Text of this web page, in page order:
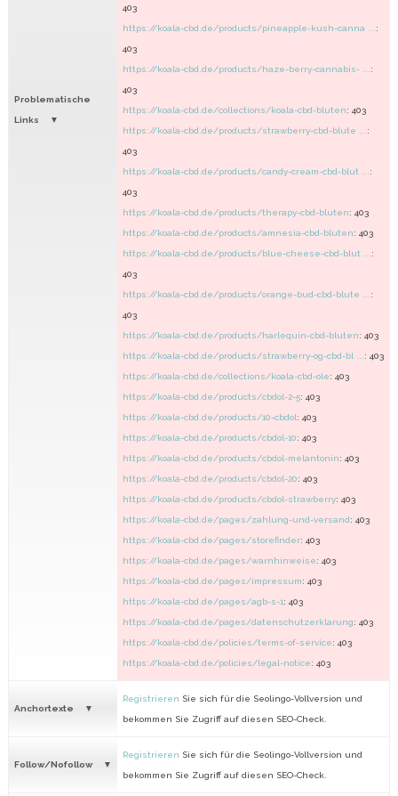
Problematische
Links
403
https://koala-cbd.de/products/pineapple-kush-canna ... :
403
https://koala-cbd.de/products/haze-berry-cannabis- ... :
403
https://koala-cbd.de/collections/koala-cbd-bluten: 403
https://koala-cbd.de/products/strawberry-cbd-blute ... :
403
https://koala-cbd.de/products/candy-cream-cbd-blut ... :
403
https://koala-cbd.de/products/therapy-cbd-bluten: 403
https://koala-cbd.de/products/amnesia-cbd-bluten: 403
https://koala-cbd.de/products/blue-cheese-cbd-blut ... :
403
https://koala-cbd.de/products/orange-bud-cbd-blute ... :
403
https://koala-cbd.de/products/harlequin-cbd-bluten: 403
https://koala-cbd.de/products/strawberry-og-cbd-bl ... : 403
https://koala-cbd.de/collections/koala-cbd-ole: 403
https://koala-cbd.de/products/cbdol-2-5: 403
https://koala-cbd.de/products/10-cbdol: 403
https://koala-cbd.de/products/cbdol-10: 403
https://koala-cbd.de/products/cbdol-melantonin: 403
https://koala-cbd.de/products/cbdol-20: 403
https://koala-cbd.de/products/cbdol-strawberry: 403
https://koala-cbd.de/pages/zahlung-und-versand: 403
https://koala-cbd.de/pages/storefinder: 403
https://koala-cbd.de/pages/warnhinweise: 403
https://koala-cbd.de/pages/impressum: 403
https://koala-cbd.de/pages/agb-s-1: 403
https://koala-cbd.de/pages/datenschutzerklarung: 403
https://koala-cbd.de/policies/terms-of-service: 403
https://koala-cbd.de/policies/legal-notice: 403
Anchortexte
Registrieren Sie sich für die Seolingo-Vollversion und
bekommen Sie Zugriff auf diesen SEO-Check.
Follow/Nofollow
Registrieren Sie sich für die Seolingo-Vollversion und
bekommen Sie Zugriff auf diesen SEO-Check.